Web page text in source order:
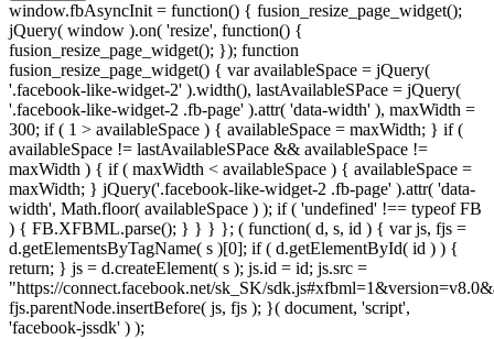
window.fbAsyncInit = function() { fusion_resize_page_widget();
jQuery( window ).on( 'resize', function() {
fusion_resize_page_widget(); }); function
fusion_resize_page_widget() { var availableSpace = jQuery(
'.facebook-like-widget-2' ).width(), lastAvailableSPace = jQuery(
'.facebook-like-widget-2 .fb-page' ).attr( 'data-width' ), maxWidth =
300; if ( 1 > availableSpace ) { availableSpace = maxWidth; } if (
availableSpace != lastAvailableSPace && availableSpace !=
maxWidth ) { if ( maxWidth < availableSpace ) { availableSpace =
maxWidth; } jQuery('.facebook-like-widget-2 .fb-page' ).attr( 'data-
width', Math.floor( availableSpace ) ); if ( 'undefined' !== typeof FB
) { FB.XFBML.parse(); } } } }; ( function( d, s, id ) { var js, fjs =
d.getElementsByTagName( s )[0]; if ( d.getElementById( id ) ) {
return; } js = d.createElement( s ); js.id = id; js.src =
"https://connect.facebook.net/sk_SK/
fjs.parentNode.insertBefore( js, fjs ); }( document, 'script',
'facebook-jssdk' ) );